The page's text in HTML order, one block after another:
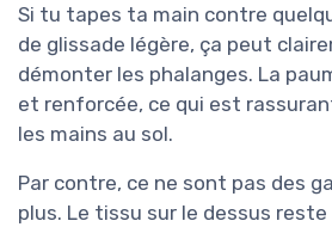
Si tu tapes ta main contre
de glissade légère, ça peut
démonter les phalanges. La
et renforcée, ce qui est
les mains au sol.
Par contre, ce ne sont pas des
plus. Le tissu sur le dessus reste